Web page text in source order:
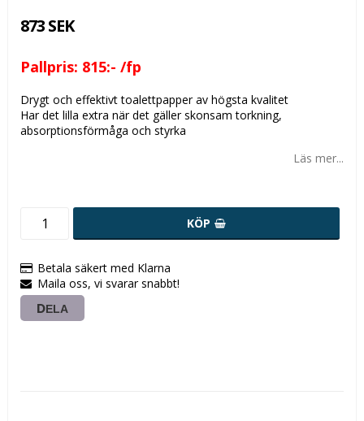
873 SEK
Pallpris: 815:- /fp
Drygt och effektivt toalettpapper av högsta kvalitet
Har det lilla extra när det gäller skonsam torkning,
absorptionsförmåga och styrka
Läs mer...
KÖP
Betala säkert med Klarna
Maila oss, vi svarar snabbt!
DELA